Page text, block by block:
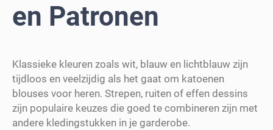
en Patronen
Klassieke kleuren zoals wit, blauw en lichtblauw zijn
tijdloos en veelzijdig als het gaat om katoenen
blouses voor heren. Strepen, ruiten of effen dessins
zijn populaire keuzes die goed te combineren zijn met
andere kledingstukken in je garderobe.